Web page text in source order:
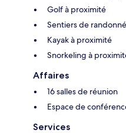
Golf à proximité
Sentiers de
Kayak à proximité
Snorkeling à
Affaires
16 salles de réunion
Espace de
Services